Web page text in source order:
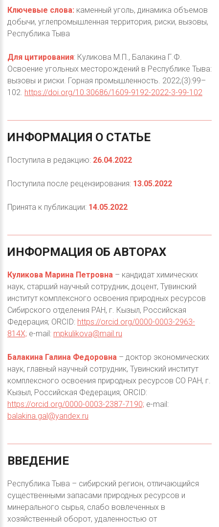
Ключевые слова: каменный уголь, динамика объемов
добычи, углепромышленная территория, риски, вызовы,
Республика Тыва
Для цитирования: Куликова М.П., Балакина Г.Ф.
Освоение угольных месторождений в Республике Тыва:
вызовы и риски. Горная промышленность. 2022;(3):99–
102. https://doi.org/10.30686/1609-9192-2022-3-99-102
ИНФОРМАЦИЯ О СТАТЬЕ
Поступила в редакцию: 26.04.2022
Поступила после рецензирования: 13.05.2022
Принята к публикации: 14.05.2022
ИНФОРМАЦИЯ ОБ АВТОРАХ
Куликова Марина Петровна – кандидат химических
наук, старший научный сотрудник, доцент, Тувинский
институт комплексного освоения природных ресурсов
Сибирского отделения РАН, г. Кызыл, Российская
Федерация; ORCID: https://orcid.org/0000-0003-2963-
814X; e-mail: mpkulikova@mail.ru
Балакина Галина Федоровна – доктор экономических
наук, главный научный сотрудник, Тувинский институт
комплексного освоения природных ресурсов СО РАН, г.
Кызыл, Российская Федерация; ORCID:
https://orcid.org/0000-0003-2387-7190; e-mail:
balakina.gal@yandex.ru
ВВЕДЕНИЕ
Республика Тыва – сибирский регион, отличающийся
существенными запасами природных ресурсов и
минерального сырья, слабо вовлеченных в
хозяйственный оборот, удаленностью от